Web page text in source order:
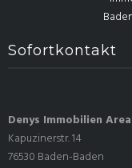
Sofortkontakt
Denys Immobilien
Kapuzinerstr. 14
76530 Baden-Baden